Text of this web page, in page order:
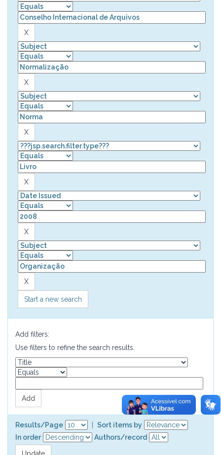
Start a new search
Add filters:
Use filters to refine the search results.
Results/Page
Sort items by
In order
Authors/record